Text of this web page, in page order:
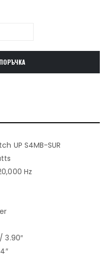
UP S4MB-SUR
Hz
3.90″